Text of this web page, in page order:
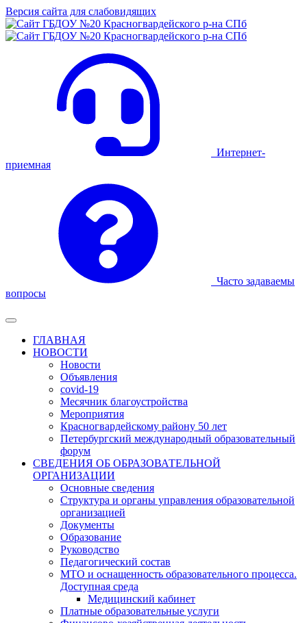
Версия сайта для слабовидящих
Интернет-
приемная
Часто задаваемы
вопросы
ГЛАВНАЯ
НОВОСТИ
Новости
Объявления
covid-19
Месячник благоустройства
Мероприятия
Красногвардейскому району 50 лет
Петербургский международный образовательный
форум
СВЕДЕНИЯ ОБ ОБРАЗОВАТЕЛЬНОЙ
ОРГАНИЗАЦИИ
Основные сведения
Структура и органы управления образовательной
организацией
Документы
Образование
Руководство
Педагогический состав
МТО и оснащенность образовательного процесса.
Доступная среда
Медицинский кабинет
Платные образовательные услуги